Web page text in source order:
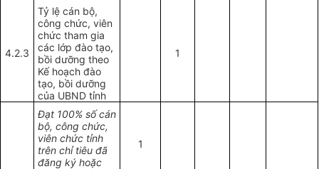
4.2.3
Tỷ lệ cán bộ,
công chức, viên
chức tham gia
các lớp đào tạo,
bồi dưỡng theo
Kế hoạch đào
tạo, bồi dưỡng
của UBND tỉnh
1
Đạt 100% số cán
bộ, công chức,
viên chức tỉnh
trên chỉ tiêu đã
đăng ký hoặc
1